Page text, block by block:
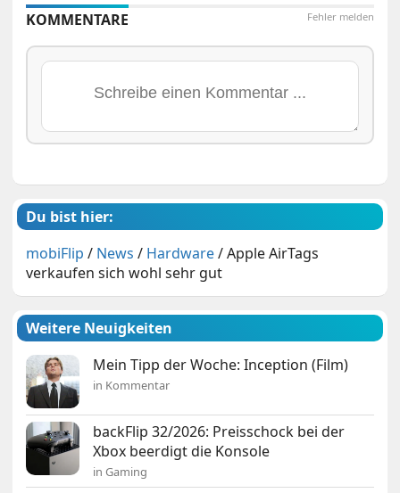
Fehler melden
KOMMENTARE
Du bist hier:
mobiFlip / News / Hardware/Apple AirTags
verkaufen sich wohl sehr gut
Weitere Neuigkeiten
Mein Tipp der Woche: Inception (Film)
in Kommentar
backFlip 32/2026: Preisschock bei der
Xbox beerdigt die Konsole
in Gaming